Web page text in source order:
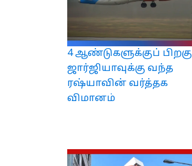
4 ஆண்டுகளுக்குப் பிறகு
ஜார்ஜியாவுக்கு வந்த
ரஷ்யாவின் வர்த்தக
விமானம்